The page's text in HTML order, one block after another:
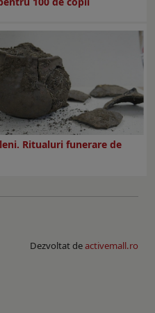
Ritualuri funerare de
Dezvoltat deactivemall.ro